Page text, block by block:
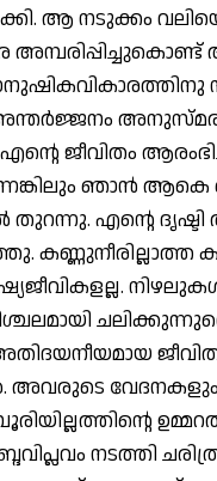
ആ നടുക്കം
അന്തര്‍ജ്ജനം
എന്റെ ജീവിതം
ഞാന്‍ ആകെ
എന്റെ ദൃഷ്ടി
നിഴലുകള്‍,
അവരുടെ
നടത്തി